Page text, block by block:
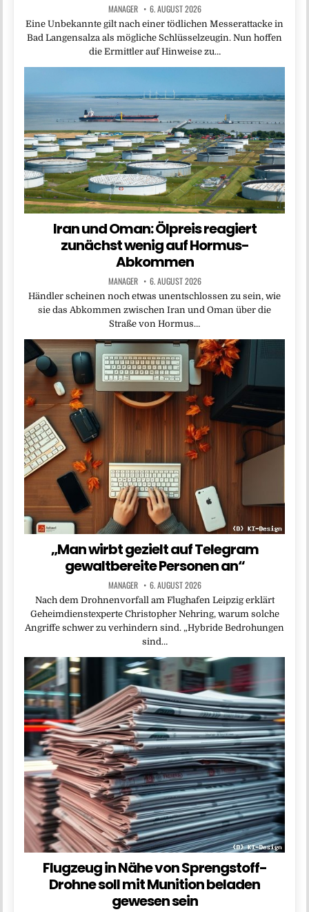
MANAGER 6. AUGUST 2026
Eine Unbekannte gilt nach einer tödlichen Messerattacke in
Bad Langensalza als mögliche Schlüsselzeugin. Nun hoffen
die Ermittler auf Hinweise zu…
Iran und Oman: Ölpreis reagiert
zunächst wenig auf Hormus-
Abkommen
MANAGER 6. AUGUST 2026
Händler scheinen noch etwas unentschlossen zu sein, wie
sie das Abkommen zwischen Iran und Oman über die
Straße von Hormus…
„Man wirbt gezielt auf Telegram
gewaltbereite Personen an“
MANAGER 6. AUGUST 2026
Nach dem Drohnenvorfall am Flughafen Leipzig erklärt
Geheimdienstexperte Christopher Nehring, warum solche
Angriffe schwer zu verhindern sind. „Hybride Bedrohungen
sind…
Flugzeug in Nähe von Sprengstoff-
Drohne soll mit Munition beladen
gewesen sein